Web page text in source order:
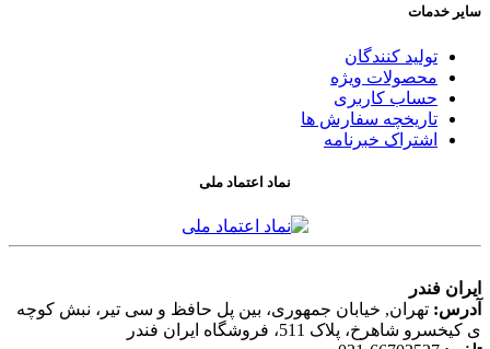
سایر خدمات
تولید کنندگان
محصولات ویژه
حساب کاربری
تاریخچه سفارش ها
اشتراک خبرنامه
نماد اعتماد ملی
ایران فندر
آدرس: تهران, خیابان جمهوری، بین پل حافظ و سی تیر، نبش کوچه
ی کیخسرو شاهرخ، پلاک 511، فروشگاه ایران فندر